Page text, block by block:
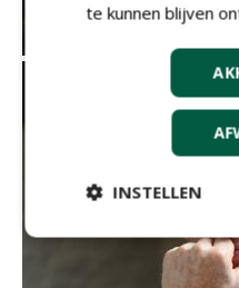
te kunnen blijven
INSTELLEN